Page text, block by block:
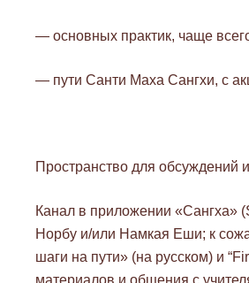
— основных практик, чаще
— пути Санти Маха Сангхи, с
Пространство для обсуждений
Канал в приложении «Сангха»
Норбу и/или Намкая Еши; к
шаги на пути» (на русском) и
материалов и общения с